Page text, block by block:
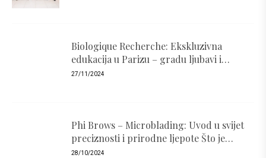
Biologique Recherche: Ekskluzivna
edukacija u Parizu – gradu ljubavi i
luksuza
27/11/2024
Phi Brows – Microblading: Uvod u svijet
preciznosti i prirodne ljepote Što je
PhiBrows i zašto je popularan ?
28/10/2024